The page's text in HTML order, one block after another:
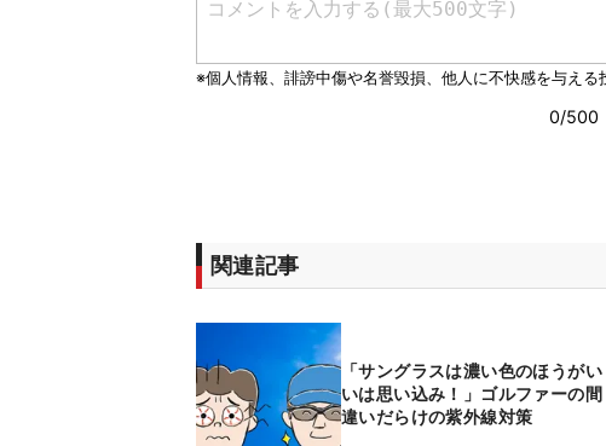
関連記事
「サングラスは濃い色のほうがい
いは思い込み！」ゴルファーの間
違いだらけの紫外線対策